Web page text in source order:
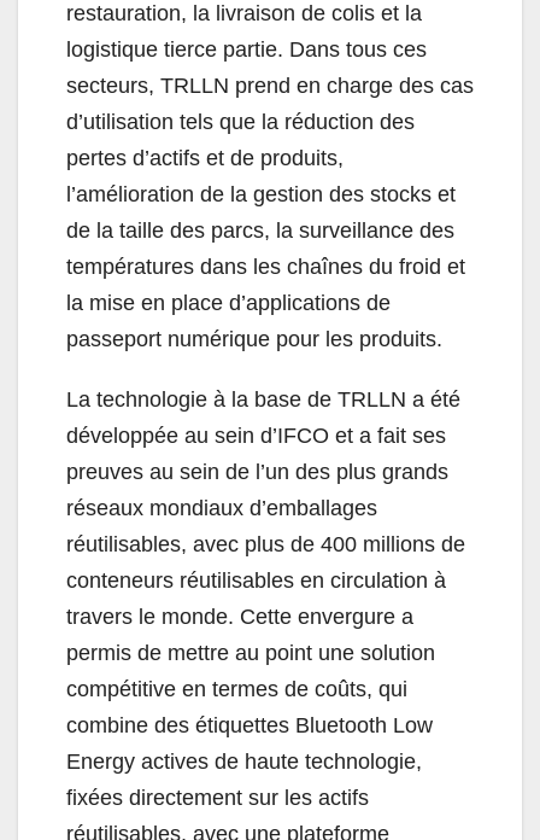
restauration, la livraison de colis et la
logistique tierce partie. Dans tous ces
secteurs, TRLLN prend en charge des cas
d’utilisation tels que la réduction des
pertes d’actifs et de produits,
l’amélioration de la gestion des stocks et
de la taille des parcs, la surveillance des
températures dans les chaînes du froid et
la mise en place d’applications de
passeport numérique pour les produits.
La technologie à la base de TRLLN a été
développée au sein d’IFCO et a fait ses
preuves au sein de l’un des plus grands
réseaux mondiaux d’emballages
réutilisables, avec plus de 400 millions de
conteneurs réutilisables en circulation à
travers le monde. Cette envergure a
permis de mettre au point une solution
compétitive en termes de coûts, qui
combine des étiquettes Bluetooth Low
Energy actives de haute technologie,
fixées directement sur les actifs
réutilisables, avec une plateforme